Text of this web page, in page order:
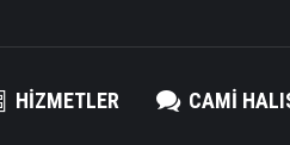
HIZMETLER CAMI